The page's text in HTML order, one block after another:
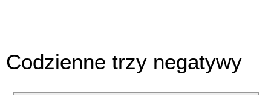
Codzienne trzy negatywy